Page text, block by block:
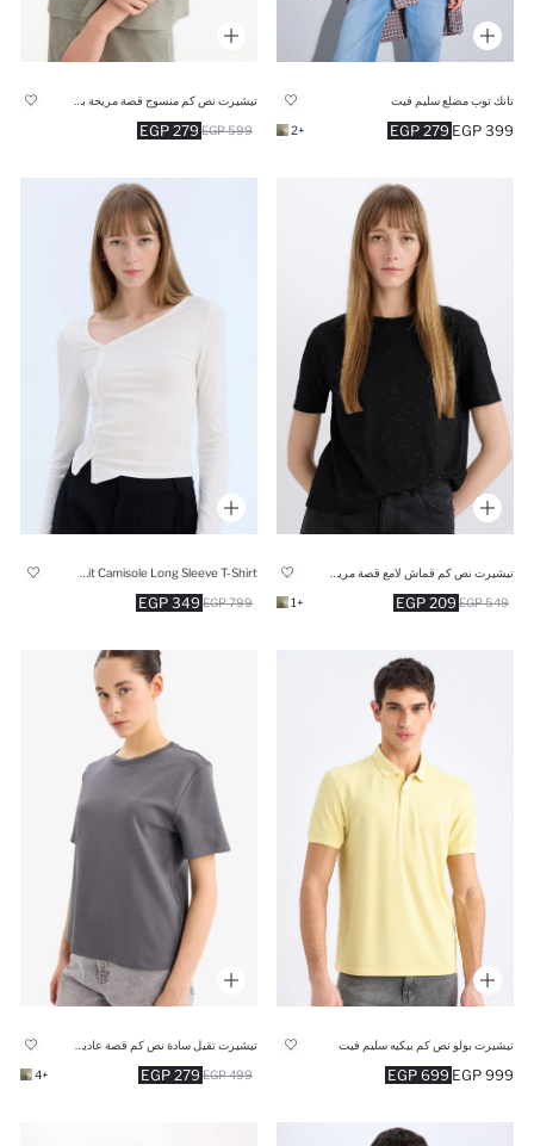
تانك توب مضلع سليم فيت
279 EGP 399 EGP
+2
تيشيرت نص كم منسوج قصة مريحة بياقة مستديرة
279 EGP 599 EGP
209 EGP 549 EGP
+1
349 EGP 799 EGP
تيشيرت بولو نص كم بيكيه سليم فيت
699 EGP 999 EGP
279 EGP 499 EGP
+4